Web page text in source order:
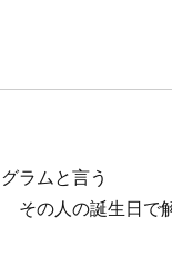
ラムと言う
の人の誕生日で